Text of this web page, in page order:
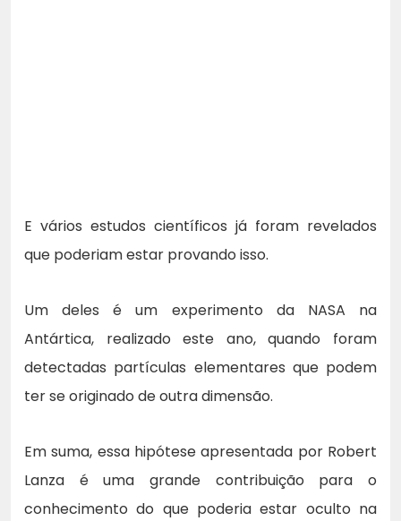
E vários estudos científicos já foram revelados
que poderiam estar provando isso.
Um deles é um experimento da NASA na
Antártica, realizado este ano, quando foram
detectadas partículas elementares que podem
ter se originado de outra dimensão.
Em suma, essa hipótese apresentada por Robert
Lanza é uma grande contribuição para o
conhecimento do que poderia estar oculto na